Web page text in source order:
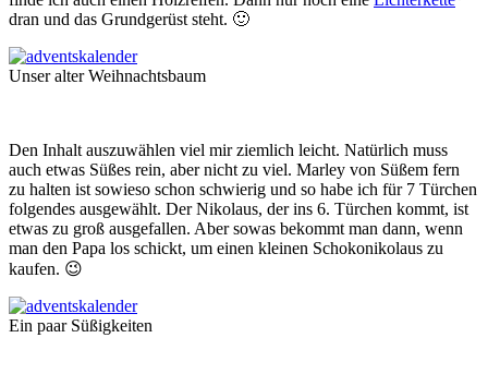
dran und das Grundgerüst steht. 🙂
Unser alter Weihnachtsbaum
Den Inhalt auszuwählen viel mir ziemlich leicht. Natürlich muss
auch etwas Süßes rein, aber nicht zu viel. Marley von Süßem fern
zu halten ist sowieso schon schwierig und so habe ich für 7 Türchen
folgendes ausgewählt. Der Nikolaus, der ins 6. Türchen kommt, ist
etwas zu groß ausgefallen. Aber sowas bekommt man dann, wenn
man den Papa los schickt, um einen kleinen Schokonikolaus zu
kaufen. 😉
Ein paar Süßigkeiten